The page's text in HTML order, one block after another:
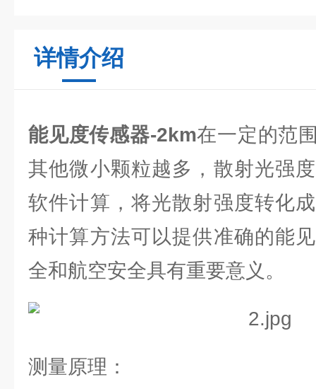
详情介绍
能见度传感器-2km在一定的范
其他微小颗粒越多，散射光强
软件计算，将光散射强度转化
种计算方法可以提供准确的能
全和航空安全具有重要意义。
测量原理：